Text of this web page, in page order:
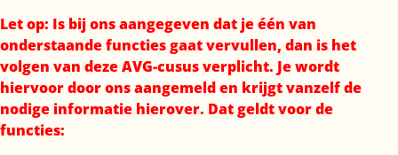
Let op: Is bij ons aangegeven dat je één van
onderstaande functies gaat vervullen, dan is het
volgen van deze AVG-cusus verplicht. Je wordt
hiervoor door ons aangemeld en krijgt vanzelf de
nodige informatie hierover. Dat geldt voor de
functies: